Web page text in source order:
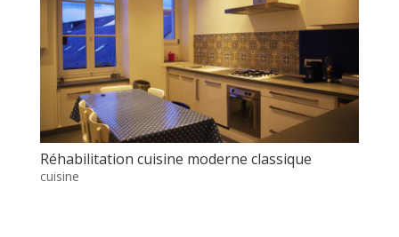
Réhabilitation cuisine moderne classique
cuisine